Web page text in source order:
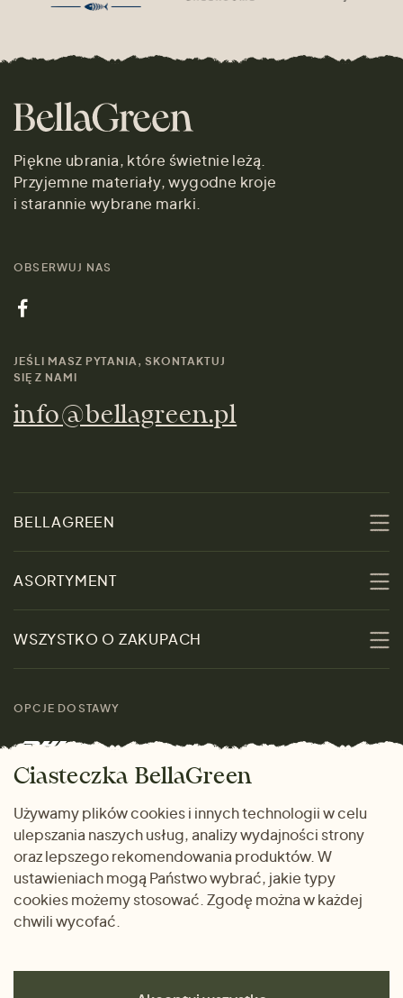
Piękne ubrania, które świetnie leżą.
Przyjemne materiały, wygodne kroje
i starannie wybrane marki.
OBSERWUJ NAS
JEŚLI MASZ PYTANIA, SKONTAKTUJ
SIĘ Z NAMI
info@bellagreen.pl
BELLAGREEN
Zrównoważoność
Skontaktuj się z nami
Marki
ASORTYMENT
Kobiety
Mężczyźni
Prezenty
WSZYSTKO O ZAKUPACH
rozmiarach
Zwrot towaru
Dlaczego warto kupować
u nas
OPCJE DOSTAWY
METODY PŁATNOŚCI
Ciasteczka BellaGreen
Używamy plików cookies i innych technologii w celu
ulepszania naszych usług, analizy wydajności strony
oraz lepszego rekomendowania produktów. W
ustawieniach mogą Państwo wybrać, jakie typy
cookies możemy stosować. Zgodę można w każdej
chwili wycofać.